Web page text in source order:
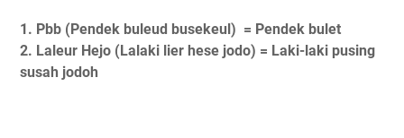
1. Pbb (Pendek buleud busekeul) = Pendek bulet
2. Laleur Hejo (Lalaki lier hese jodo) = Laki-laki pusing
susah jodoh